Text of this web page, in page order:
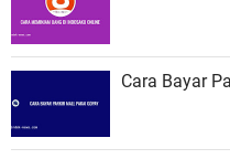
Cara Bayar